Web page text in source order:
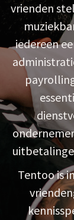
vrienden
iedereen
Tentoo is